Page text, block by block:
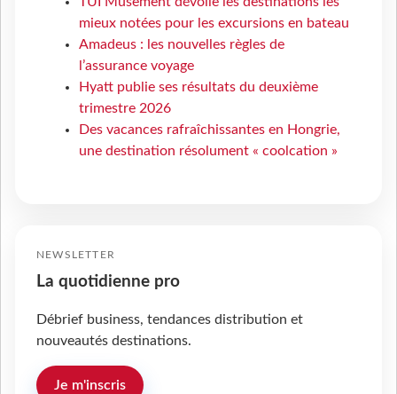
mieux notées pour les excursions en bateau
Amadeus : les nouvelles règles de
l’assurance voyage
Hyatt publie ses résultats du deuxième
trimestre 2026
Des vacances rafraîchissantes en Hongrie,
une destination résolument « coolcation »
NEWSLETTER
La quotidienne pro
Débrief business, tendances distribution et
nouveautés destinations.
Je m'inscris